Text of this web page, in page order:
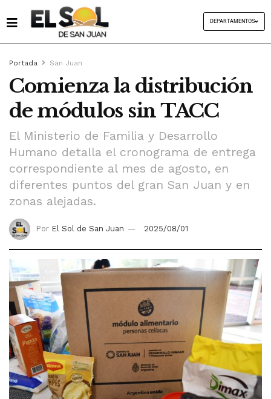
DEPARTAMENTOS
Portada San Juan
Comienza la distribución
de módulos sin TACC
El Ministerio de Familia y Desarrollo
Humano detalla el cronograma de entrega
correspondiente al mes de agosto, en
diferentes puntos del gran San Juan y en
zonas alejadas.
Por El Sol de San Juan 2025/08/01